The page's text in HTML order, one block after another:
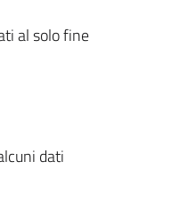
al solo fine
dati